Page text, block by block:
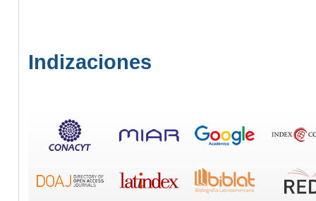
Indizaciones